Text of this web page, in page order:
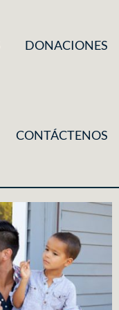
DONACIONES
CONTÁCTENOS